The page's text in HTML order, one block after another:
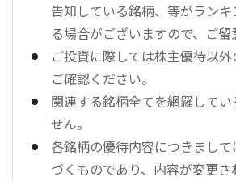
告知している銘柄、等がラン
る場合がございますので、ご留
ご投資に際しては株主優待以
ご確認ください。
関連する銘柄全てを網羅して
せん。
各銘柄の優待内容につきまし
づくものであり、内容が変更